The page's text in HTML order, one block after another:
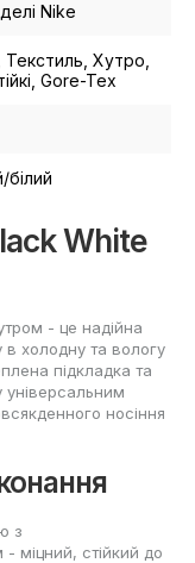
Nike
Хутро,
Gore-Tex
білий
White
- це надійна
холодну та вологу
підкладка та
універсальним
носіння
з
міцний, стійкий до